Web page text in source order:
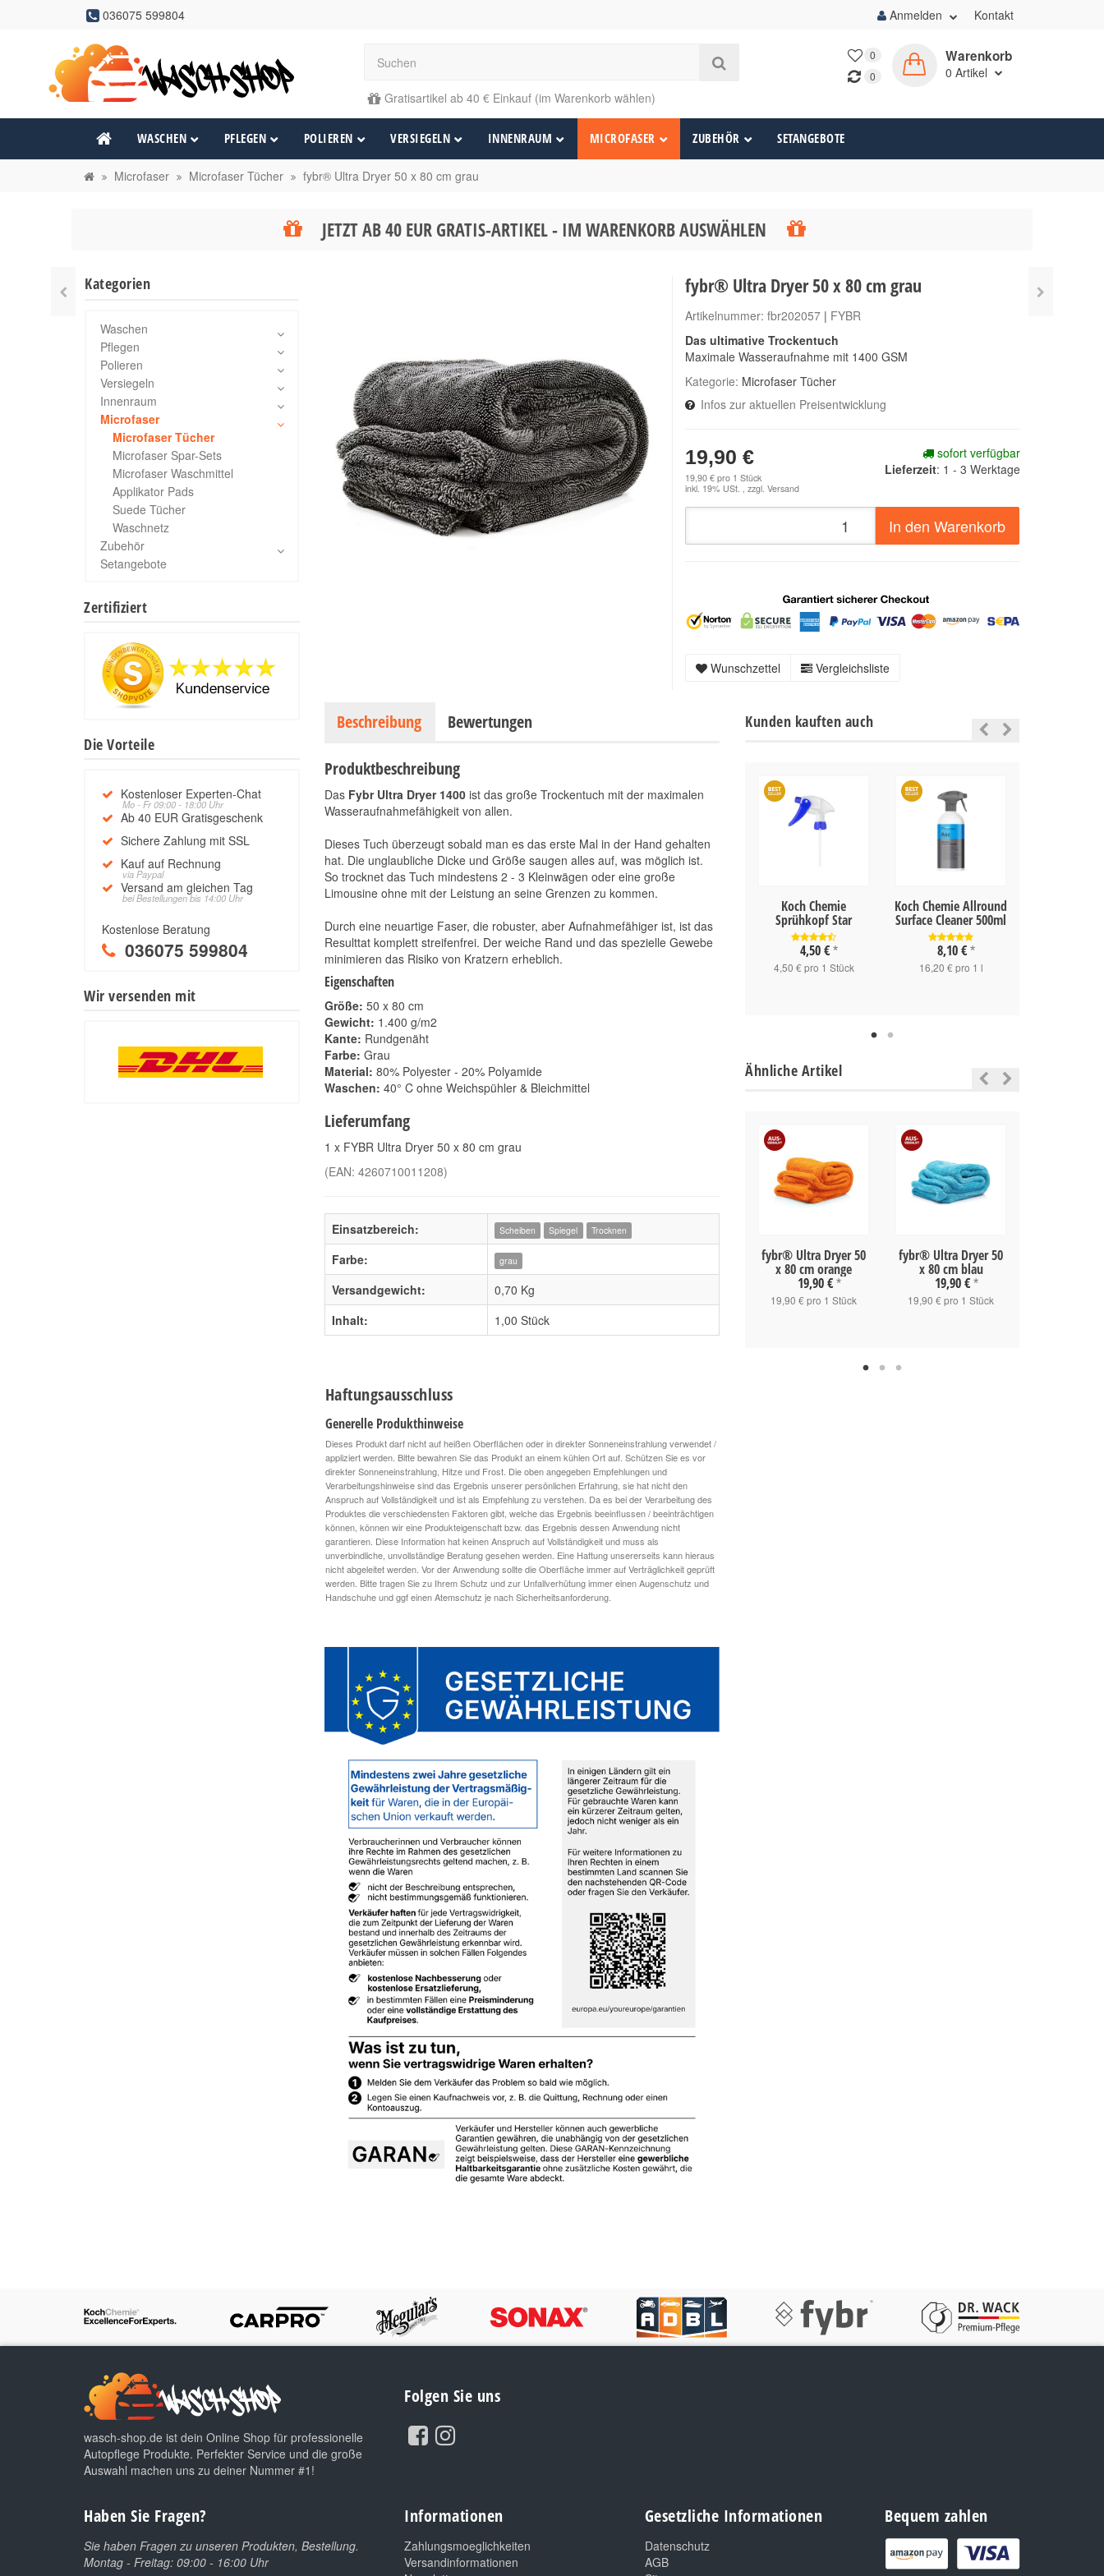
036075 599804 Anmelden Kontakt
Gratisartikel ab 40 € Einkauf (im Warenkorb wählen)
0
0
Warenkorb
0 Artikel
WASCHEN PFLEGEN POLIEREN VERSIEGELN INNENRAUM MICROFASER ZUBEHÖR SETANGEBOTE
Microfaser Microfaser Tücher fybr® Ultra Dryer 50 x 80 cm grau
JETZT AB 40 EUR GRATIS-ARTIKEL - IM WARENKORB AUSWÄHLEN
fybr® Ultra Dryer 50 x 80 cm grau
Artikelnummer:fbr202057 | FYBR
Das ultimative Trockentuch
Maximale Wasseraufnahme mit 1400 GSM
Kategorie: Microfaser Tücher
Infos zur aktuellen Preisentwicklung
19,90 €
19,90 € pro 1 Stück
inkl. 19% USt. , zzgl.Versand
sofort verfügbar
Lieferzeit: 1 - 3 Werktage
In den Warenkorb
Wunschzettel Vergleichsliste
Beschreibung Bewertungen
Produktbeschreibung
Das Fybr Ultra Dryer 1400 ist das große Trockentuch mit der maximalen
Wasseraufnahmefähigkeit von allen.
Dieses Tuch überzeugt sobald man es das erste Mal in der Hand gehalten
hat. Die unglaubliche Dicke und Größe saugen alles auf, was möglich ist.
So trocknet das Tuch mindestens 2 - 3 Kleinwägen oder eine große
Limousine ohne mit der Leistung an seine Grenzen zu kommen.
Durch eine neuartige Faser, die robuster, aber Aufnahmefähiger ist, ist das
Resulttat komplett streifenfrei. Der weiche Rand und das spezielle Gewebe
minimieren das Risiko von Kratzern erheblich.
Eigenschaften
Größe: 50 x 80 cm
Gewicht: 1.400 g/m2
Kante: Rundgenäht
Farbe: Grau
Material: 80% Polyester - 20% Polyamide
Waschen: 40° C ohne Weichspühler & Bleichmittel
Lieferumfang
1 x FYBR Ultra Dryer 50 x 80 cm grau
(EAN: 4260710011208)
Einsatzbereich: Scheiben Spiegel Trocknen
Farbe: grau
Versandgewicht:
0,70 Kg
Inhalt:
1,00 Stück
Haftungsausschluss
Generelle Produkthinweise
Dieses Produkt darf nicht auf heißen Oberflächen oder in direkter Sonneneinstrahlung verwendet /
appliziert werden. Bitte bewahren Sie das Produkt an einem kühlen Ort auf. Schützen Sie es vor
direkter Sonneneinstrahlung, Hitze und Frost. Die oben angegeben Empfehlungen und
Verarbeitungshinweise sind das Ergebnis unserer persönlichen Erfahrung, sie hat nicht den
Anspruch auf Vollständigkeit und ist als Empfehlung zu verstehen. Da es bei der Verarbeitung des
Produktes die verschiedensten Faktoren gibt, welche das Ergebnis beeinflussen / beeinträchtigen
können, können wir eine Produkteigenschaft bzw. das Ergebnis dessen Anwendung nicht
garantieren. Diese Information hat keinen Anspruch auf Vollständigkeit und muss als
unverbindliche, unvollständige Beratung gesehen werden. Eine Haftung unsererseits kann hieraus
nicht abgeleitet werden. Vor der Anwendung sollte die Oberfläche immer auf Verträglichkeit geprüft
werden. Bitte tragen Sie zu Ihrem Schutz und zur Unfallverhütung immer einen Augenschutz und
Handschuhe und ggf einen Atemschutz je nach Sicherheitsanforderung.
Kunden kauften auch
Koch Chemie Allround
Surface Cleaner 500ml
8,10 € *
16,20 € pro 1 l
Dirt Remover 750ml
10,90 € *
Koch Chemie
Sprühkopf Star
4,50 € *
4,50 € pro 1 Stück
Koch Chemie Allround
Surface Cleaner 500ml
8,10 € *
16,20 € pro 1 l
Ähnliche Artikel
FYBR Performance
7,49 €
7,49 € pro 1 Stück
3,90 € *
fybr® Ultra Dryer 50
x 80 cm orange
19,90 € *
19,90 € pro 1 Stück
fybr® Ultra Dryer 50
x 80 cm blau
19,90 € *
19,90 € pro 1 Stück
Kategorien
Waschen
Pflegen
Polieren
Versiegeln
Innenraum
Microfaser
Microfaser Tücher
Microfaser Spar-Sets
Microfaser Waschmittel
Applikator Pads
Suede Tücher
Waschnetz
Zubehör
Setangebote
Zertifiziert
Die Vorteile
Kostenloser Experten-Chat
Mo - Fr 09:00 - 18:00 Uhr
Ab 40 EUR Gratisgeschenk
Sichere Zahlung mit SSL
Kauf auf Rechnung
via Paypal
Versand am gleichen Tag
bei Bestellungen bis 14:00 Uhr
Kostenlose Beratung
036075 599804
Wir versenden mit
wasch-shop.de ist dein Online Shop für professionelle
Autopflege Produkte. Perfekter Service und die große
Auswahl machen uns zu deiner Nummer #1!
Folgen Sie uns
Haben Sie Fragen?
Sie haben Fragen zu unseren Produkten, Bestellung.
Montag - Freitag: 09:00 - 16:00 Uhr
Informationen
Zahlungsmoeglichkeiten
Versandinformationen
Gesetzliche Informationen
Datenschutz
AGB
Bequem zahlen